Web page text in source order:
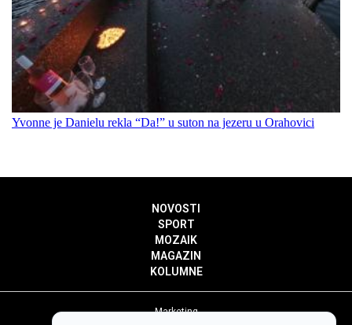
Yvonne je Danielu rekla “Da!” u suton na jezeru u Orahovici
NOVOSTI
SPORT
MOZAIK
MAGAZIN
KOLUMNE
Marketing